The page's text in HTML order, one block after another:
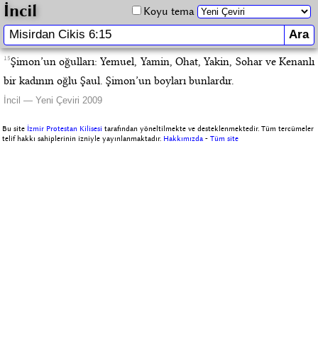
İncil Koyu tema
15Şimon’un oğulları: Yemuel, Yamin, Ohat, Yakin, Sohar ve Kenanlı
bir kadının oğlu Şaul. Şimon’un boyları bunlardır.
İncil — Yeni Çeviri 2009
Bu site İzmir Protestan Kilisesi tarafından yöneltilmekte ve desteklenmektedir. Tüm tercümeler
telif hakkı sahiplerinin izniyle yayınlanmaktadır. Hakkımızda -Tüm site